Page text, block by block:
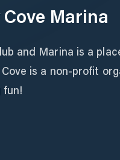
Cove Marina
and Marina is a
is a non-profit
fun!